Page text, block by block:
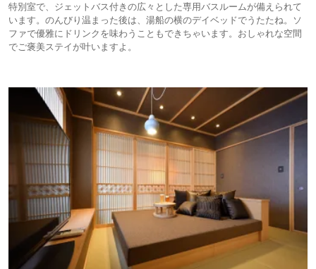
特別室で、ジェットバス付きの広々とした専用バスルームが備えられて
います。のんびり温まった後は、湯船の横のデイベッドでうたたね。ソ
ファで優雅にドリンクを味わうこともできちゃいます。おしゃれな空間
でご褒美ステイが叶いますよ。